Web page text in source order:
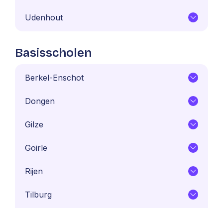
Udenhout
Basisscholen
Berkel-Enschot
Dongen
Gilze
Goirle
Rijen
Tilburg